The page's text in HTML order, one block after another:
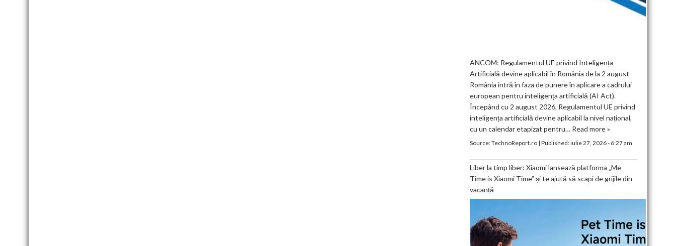
ANCOM: Regulamentul UE privind Inteligența
Artificială devine aplicabil în România de la 2 august
România intră în faza de punere în aplicare a cadrului
european pentru inteligența artificială (AI Act).
Începând cu 2 august 2026, Regulamentul UE privind
inteligența artificială devine aplicabil la nivel național,
cu un calendar etapizat pentru… Read more »
Source:TechnoReport.ro| Published:iulie 27, 2026 - 6:27 am
Liber la timp liber: Xiaomi lansează platforma „Me
Time is Xiaomi Time” și te ajută să scapi de grijile din
vacanță